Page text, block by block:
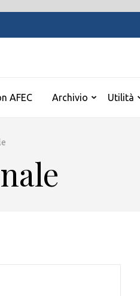
AFEC Archivio Utilità